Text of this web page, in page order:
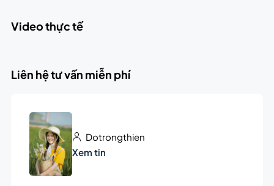
Video thực tế
Liên hệ tư vấn miễn phí
Dotrongthien
Xem tin